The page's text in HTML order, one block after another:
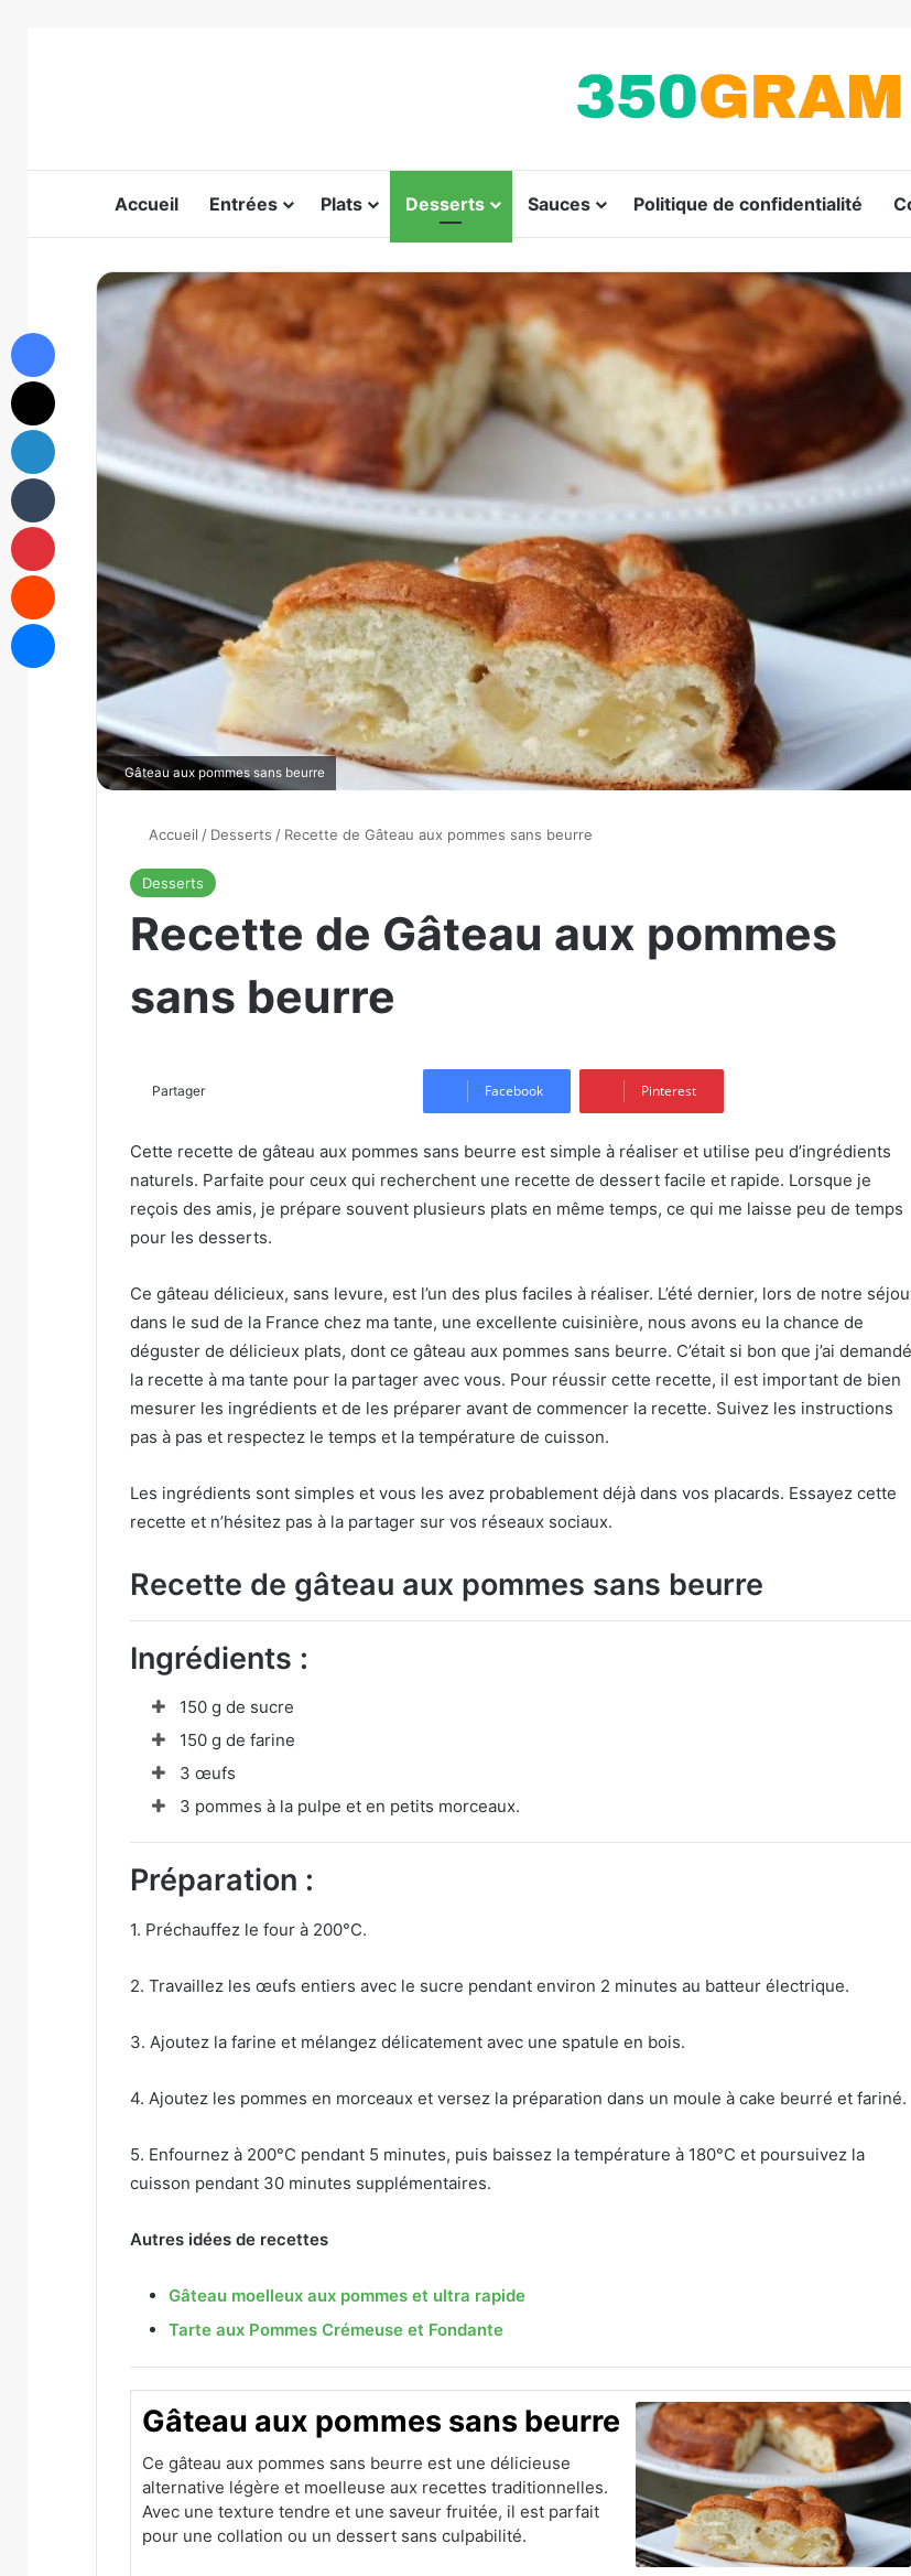
Accueil Entrées Plats Desserts Sauces Politique de confidentialité
Gâteau aux pommes sans beurre
Accueil / Desserts / Recette de Gâteau aux pommes sans beurre
Desserts
Recette de Gâteau aux pommes
sans beurre
Partager Facebook Pinterest
Cette recette de gâteau aux pommes sans beurre est simple à réaliser et utilise peu d’ingrédients
naturels. Parfaite pour ceux qui recherchent une recette de dessert facile et rapide. Lorsque je
reçois des amis, je prépare souvent plusieurs plats en même temps, ce qui me laisse peu de temps
pour les desserts.
Ce gâteau délicieux, sans levure, est l’un des plus faciles à réaliser. L’été dernier, lors de notre
dans le sud de la France chez ma tante, une excellente cuisinière, nous avons eu la chance de
déguster de délicieux plats, dont ce gâteau aux pommes sans beurre. C’était si bon que j’ai demandé
la recette à ma tante pour la partager avec vous. Pour réussir cette recette, il est important de bien
mesurer les ingrédients et de les préparer avant de commencer la recette. Suivez les instructions
pas à pas et respectez le temps et la température de cuisson.
Les ingrédients sont simples et vous les avez probablement déjà dans vos placards. Essayez cette
recette et n’hésitez pas à la partager sur vos réseaux sociaux.
Recette de gâteau aux pommes sans beurre
Ingrédients :
150 g de sucre
150 g de farine
3 œufs
3 pommes à la pulpe et en petits morceaux.
Préparation :
1. Préchauffez le four à 200°C.
2. Travaillez les œufs entiers avec le sucre pendant environ 2 minutes au batteur électrique.
3. Ajoutez la farine et mélangez délicatement avec une spatule en bois.
4. Ajoutez les pommes en morceaux et versez la préparation dans un moule à cake beurré et fariné.
5. Enfournez à 200°C pendant 5 minutes, puis baissez la température à 180°C et poursuivez la
cuisson pendant 30 minutes supplémentaires.
Autres idées de recettes
Gâteau moelleux aux pommes et ultra rapide
Tarte aux Pommes Crémeuse et Fondante
Gâteau aux pommes sans beurre
Ce gâteau aux pommes sans beurre est une délicieuse
alternative légère et moelleuse aux recettes traditionnelles.
Avec une texture tendre et une saveur fruitée, il est parfait
pour une collation ou un dessert sans culpabilité.
Linkedin
Tumblr
Reddit
Messenger